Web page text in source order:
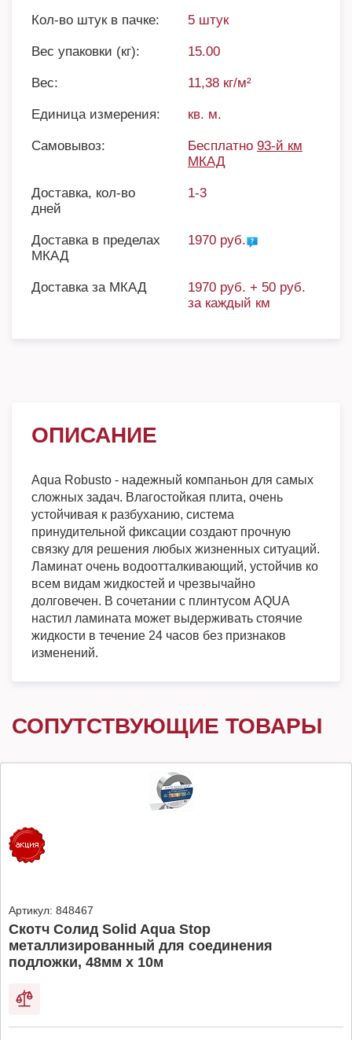
Кол-во штук в пачке: 5 штук
Вес упаковки (кг): 15.00
Вес: 11,38 кг/м²
Единица измерения: кв. м.
Самовывоз: Бесплатно 93-й км
МКАД
Доставка, кол-во
дней
1-3
Доставка в пределах
МКАД
1970 руб.
Доставка за МКАД
1970 руб. + 50 руб.
за каждый км
ОПИСАНИЕ
Aqua Robusto - надежный компаньон для самых
сложных задач. Влагостойкая плита, очень
устойчивая к разбуханию, система
принудительной фиксации создают прочную
связку для решения любых жизненных ситуаций.
Ламинат очень водоотталкивающий, устойчив ко
всем видам жидкостей и чрезвычайно
долговечен. В сочетании с плинтусом AQUA
настил ламината может выдерживать стоячие
жидкости в течение 24 часов без признаков
изменений.
СОПУТСТВУЮЩИЕ ТОВАРЫ
Артикул: 848467
Скотч Солид Solid Aqua Stop
металлизированный для соединения
подложки, 48мм х 10м